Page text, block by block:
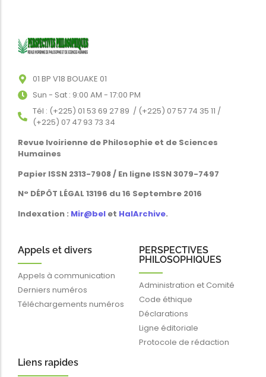
01 BP V18 BOUAKE 01
Sun - Sat : 9:00 AM - 17:00 PM
Tél : (+225) 01 53 69 27 89 / (+225) 07 57 74 35 11 /
(+225) 07 47 93 73 34
Revue Ivoirienne de Philosophie et de Sciences
Humaines
Papier ISSN 2313-7908 / En ligne ISSN 3079-7497
N° DÉPÔT LÉGAL 13196 du 16 Septembre 2016
Indexation : Mir@bel et HalArchive.
Appels et divers
Appels à communication
Derniers numéros
Téléchargements numéros
PERSPECTIVES
PHILOSOPHIQUES
Administration et Comité
Code éthique
Déclarations
Ligne éditoriale
Protocole de rédaction
Liens rapides